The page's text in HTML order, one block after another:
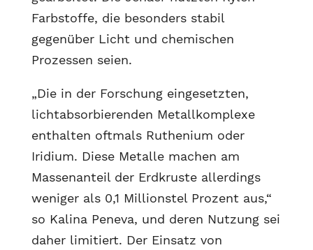
Farbstoffe, die besonders stabil
gegenüber Licht und chemischen
Prozessen seien.
„Die in der Forschung eingesetzten,
lichtabsorbierenden Metallkomplexe
enthalten oftmals Ruthenium oder
Iridium. Diese Metalle machen am
Massenanteil der Erdkruste allerdings
weniger als 0,1 Millionstel Prozent aus,“
so Kalina Peneva, und deren Nutzung sei
daher limitiert. Der Einsatz von